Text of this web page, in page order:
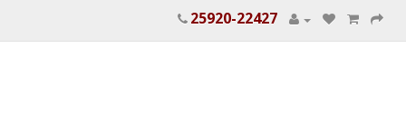
25920-22427